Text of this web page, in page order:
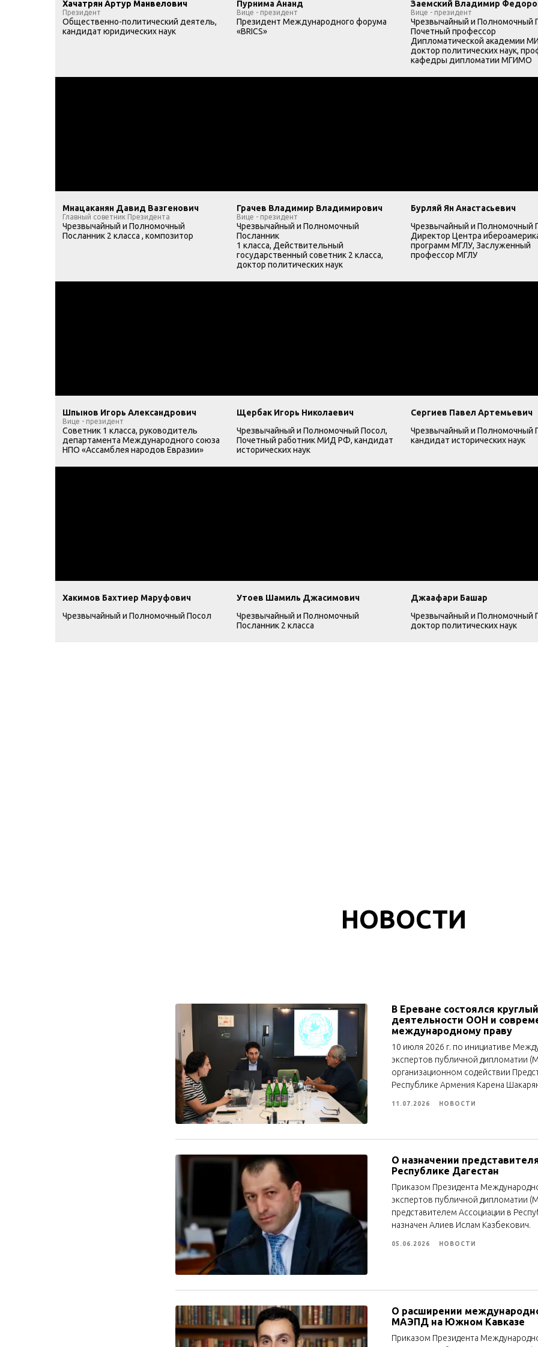
Хачатрян Артур Манвелович
Президент
Общественно-политический деятель,
кандидат юридических наук
Пурнима Ананд
Вице - президент
Президент Международного форума
«BRICS»
Заемский Владимир
Вице - президент
Чрезвычайный и Полномочный
Почетный профессор
Дипломатической академии
доктор политических наук,
кафедры дипломатии МГИМО
Мнацаканян Давид Вазгенович
Главный советник Президента
Чрезвычайный и Полномочный
Посланник 2 класса , композитор
Грачев Владимир Владимирович
Вице - президент
Чрезвычайный и Полномочный
Посланник
1 класса, Действительный
государственный советник 2 класса,
доктор политических наук
Бурляй Ян Анастасьевич
Чрезвычайный и Полномочный
Директор Центра
программ МГЛУ, Заслуженный
профессор МГЛУ
Шпынов Игорь Александрович
Вице - президент
Советник 1 класса, руководитель
департамента Международного союза
НПО «Ассамблея народов Евразии»
Щербак Игорь Николаевич
Чрезвычайный и Полномочный Посол,
Почетный работник МИД РФ, кандидат
исторических наук
Сергиев Павел Артемьевич
Чрезвычайный и Полномочный
кандидат исторических наук
Хакимов Бахтиер Маруфович
Чрезвычайный и Полномочный Посол
Утоев Шамиль Джасимович
Чрезвычайный и Полномочный
Посланник 2 класса
Джаафари Башар
Чрезвычайный и Полномочный
доктор политических наук
НОВОСТИ
В Ереване состоялся
деятельности ООН и
международному праву
10 июля 2026 г. по инициативе
экспертов публичной дипломатии
организационном содействии
Республике Армения Карена
11.07.2026 НОВОСТИ
О назначении
Республике Дагестан
Приказом Президента
экспертов публичной дипломатии
представителем Ассоциации в
назначен Алиев Ислам Казбекович.
05.06.2026 НОВОСТИ
О расширении
МАЭПД на Южном Кавказе
Приказом Президента